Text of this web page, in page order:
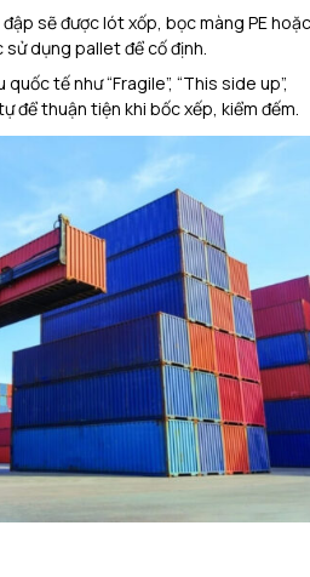
sẽ được lót xốp, bọc màng PE hoặc
dụng pallet để cố định.
tế như “Fragile”, “This side up”,
để thuận tiện khi bốc xếp, kiểm đếm.